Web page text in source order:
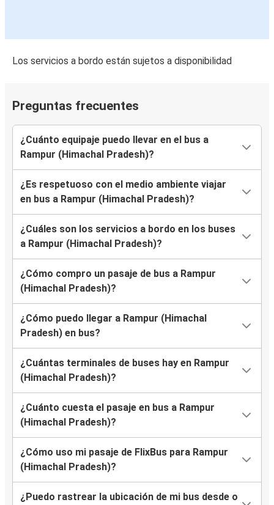
Los servicios a bordo están sujetos a disponibilidad
Preguntas frecuentes
¿Cuánto equipaje puedo llevar en el bus a
Rampur (Himachal Pradesh)?
¿Es respetuoso con el medio ambiente viajar
en bus a Rampur (Himachal Pradesh)?
¿Cuáles son los servicios a bordo en los buses
a Rampur (Himachal Pradesh)?
¿Cómo compro un pasaje de bus a Rampur
(Himachal Pradesh)?
¿Cómo puedo llegar a Rampur (Himachal
Pradesh) en bus?
¿Cuántas terminales de buses hay en Rampur
(Himachal Pradesh)?
¿Cuánto cuesta el pasaje en bus a Rampur
(Himachal Pradesh)?
¿Cómo uso mi pasaje de FlixBus para Rampur
(Himachal Pradesh)?
¿Puedo rastrear la ubicación de mi bus desde o